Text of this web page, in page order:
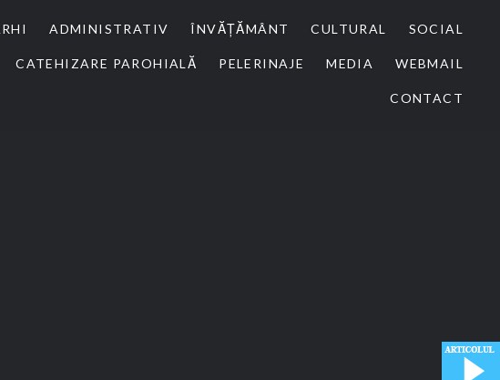
ADMINISTRATIV ÎNVĂȚĂMÂNT CULTURAL SOCIAL
CATEHIZARE PAROHIALĂ PELERINAJE MEDIA WEBMAIL
CONTACT